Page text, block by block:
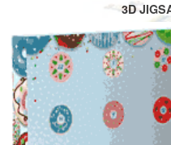
3D
Assortiments